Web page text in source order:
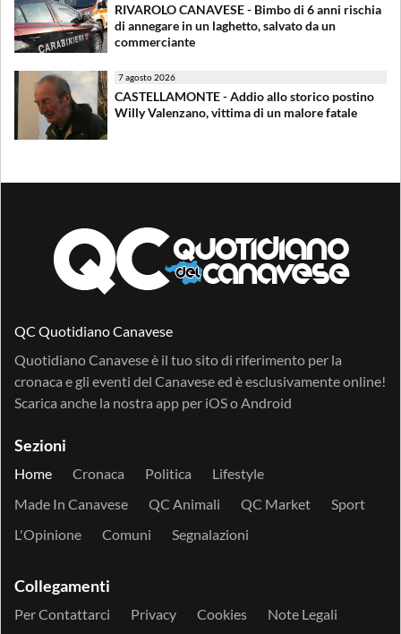
RIVAROLO CANAVESE - Bimbo di 6 anni rischia
di annegare in un laghetto, salvato da un
commerciante
7 agosto 2026
CASTELLAMONTE - Addio allo storico postino
Willy Valenzano, vittima di un malore fatale
QC Quotidiano Canavese
Quotidiano Canavese è il tuo sito di riferimento per la
cronaca e gli eventi del Canavese ed è esclusivamente online!
Scarica anche la nostra app per iOSo Android
Sezioni
Home Cronaca Politica
Lifestyle
Made In Canavese
QC Animali QC Market
Sport
L'Opinione
Comuni Segnalazioni
Collegamenti
Per Contattarci Privacy Cookies
Note Legali